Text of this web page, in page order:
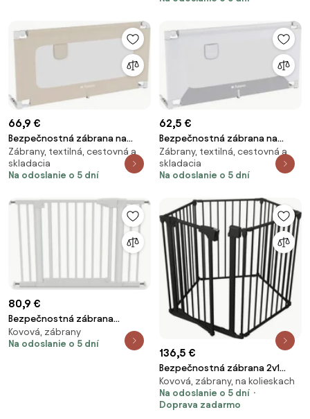
66,9 €
Bezpečnostná zábrana na
posteľ Cover 44 béžová 140
cm
Zábrany, textilná, cestovná a
skladacia
Na odoslanie o 5 dní
62,5 €
Bezpečnostná zábrana na
posteľ Cover 44 biela / sivá 140
cm
Zábrany, textilná, cestovná a
skladacia
Na odoslanie o 5 dní
80,9 €
Bezpečnostná zábrana
Guardian 3.5 biela
Kovová, zábrany
Na odoslanie o 5 dní
136,5 €
Bezpečnostná zábrana 2v1
Guardian 6.0 čierna
Kovová, zábrany, na kolieskach
Na odoslanie o 5 dní
Doprava zadarmo